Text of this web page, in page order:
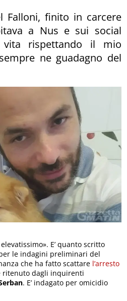
Falloni, finito in carcere
a Nus e sui social
vita rispettando il mio
ne guadagno del
E’ quanto scritto
le indagini preliminari del
che ha fatto scattare l’arresto
ritenuto dagli inquirenti
. E’ indagato per omicidio